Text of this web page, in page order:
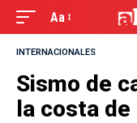
Aa
INTERNACIONALES
Sismo de
la costa de